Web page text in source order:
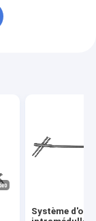
Système